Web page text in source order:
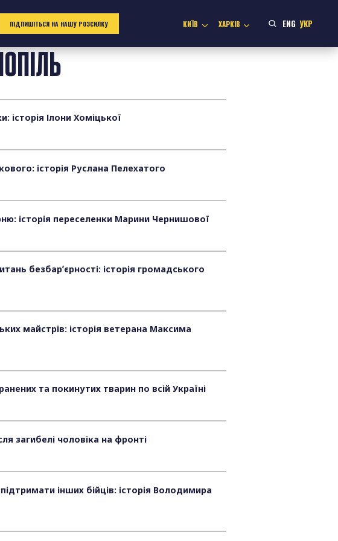
ПІДПИШІТЬСЯ НА НАШУ РОЗСИЛКУ КИЇВ ХАРКІВ ENG УКР
історія Ілони Хоміцької
історія Руслана Пелехатого
історія переселенки Марини Чернишової
безбарʼєрності: історія громадського
майстрів: історія ветерана Максима
та покинутих тварин по всій Україні
загибелі чоловіка на фронті
інших бійців: історія Володимира